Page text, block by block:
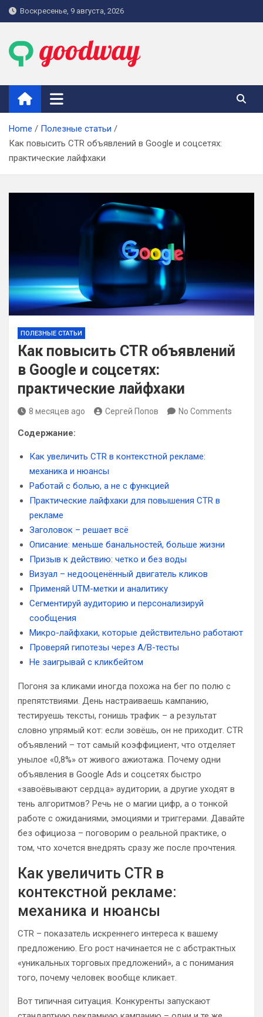
Skip
to
Воскресенье, 9 августа, 2026
goodway.com.ua
Home
Полезные статьи
Как повысить CTR объявлений в Google и соцсетях:
практические лайфхаки
ПОЛЕЗНЫЕ СТАТЬИ
Как повысить CTR объявлений
в Google и соцсетях:
практические лайфхаки
8 месяцев ago Сергей Попов No Comments
Содержание:
Как увеличить CTR в контекстной рекламе:
механика и нюансы
Работай с болью, а не с функцией
Практические лайфхаки для повышения CTR в
рекламе
Заголовок – решает всё
Описание: меньше банальностей, больше жизни
Призыв к действию: четко и без воды
Визуал – недооценённый двигатель кликов
Применяй UTM-метки и аналитику
Сегментируй аудиторию и персонализируй
сообщения
Микро-лайфхаки, которые действительно работают
Проверяй гипотезы через A/B-тесты
Не заигрывай с кликбейтом
Погоня за кликами иногда похожа на бег по полю с
препятствиями. День настраиваешь кампанию,
тестируешь тексты, гонишь трафик – а результат
словно упрямый кот: если зовёшь, он не приходит. CTR
объявлений – тот самый коэффициент, что отделяет
унылое «0,8%» от живого ажиотажа. Почему одни
объявления в Google Ads и соцсетях быстро
«завоёвывают сердца» аудитории, а другие уходят в
тень алгоритмов? Речь не о магии цифр, а о тонкой
работе с ожиданиями, эмоциями и триггерами. Давайте
без официоза – поговорим о реальной практике, о
том, что хочется внедрять сразу же после прочтения.
Как увеличить CTR в
контекстной рекламе:
механика и нюансы
CTR – показатель искреннего интереса к вашему
предложению. Его рост начинается не с абстрактных
«уникальных торговых предложений», а с понимания
того, почему человек вообще кликает.
Вот типичная ситуация. Конкуренты запускают